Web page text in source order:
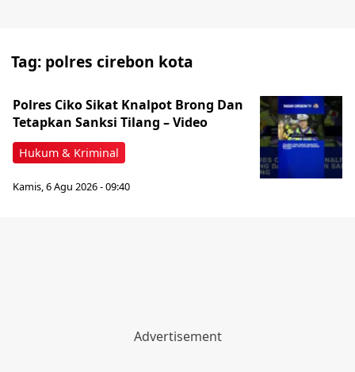
Tag: polres cirebon kota
Hukum & Kriminal
Polres Ciko Sikat Knalpot Brong Dan
Tetapkan Sanksi Tilang – Video
Kamis, 6 Agu 2026 - 09:40